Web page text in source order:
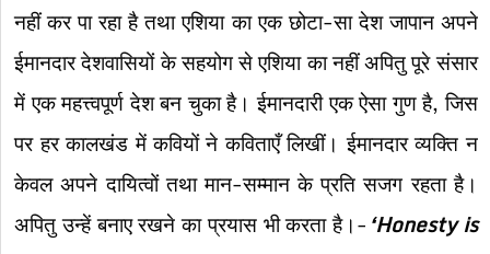
नहीं कर पा रहा है तथा एशिया का एक छोटा-सा देश जापान अपने
ईमानदार देशवासियों के सहयोग से एशिया का नहीं अपितु पूरे संसार
में एक महत्त्वपूर्ण देश बन चुका है। ईमानदारी एक ऐसा गुण है, जिस
पर हर कालखंड में कवियों ने कविताएँ लिखीं। ईमानदार व्यक्ति न
केवल अपने दायित्वों तथा मान-सम्मान के प्रति सजग रहता है।
अपितु उन्हें बनाए रखने का प्रयास भी करता है।- ‘Honesty is